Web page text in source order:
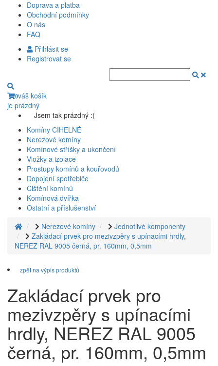
Doprava a platba
Obchodní podmínky
O nás
FAQ
Přihlásit se
Registrovat se
0váš košík
je prázdný
Jsem tak prázdný :(
Komíny CIHELNÉ
Nerezové komíny
Komínové stříšky a ukončení
Vložky a izolace
Prostupy komínů a kouřovodů
Dopojení spotřebiče
Čištění komínů
Komínová dvířka
Ostatní a příslušenství
Nerezové komíny
Jednotlivé komponenty
Zakládací prvek pro mezivzpěry s upínacími hrdly,
NEREZ RAL 9005 černá, pr. 160mm, 0,5mm
zpět na výpis produktů
Zakládací prvek pro
mezivzpěry s upínacími
hrdly, NEREZ RAL 9005
černá, pr. 160mm, 0,5mm